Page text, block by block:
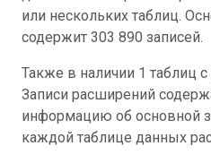
или нескольких таблиц.
содержит 303 890 записей.
Также в наличии 1 таблиц
Записи расширений
информацию об основной
каждой таблице данных